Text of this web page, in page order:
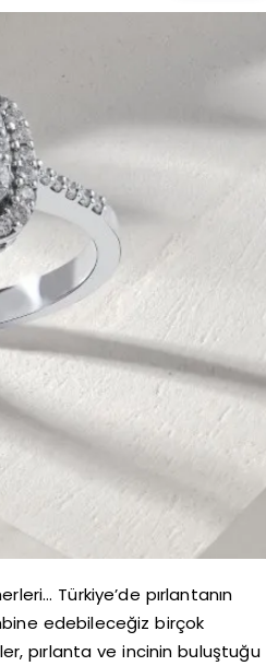
Türkiye’de pırlantanın
edebileceğiz birçok
pırlanta ve incinin buluştuğu